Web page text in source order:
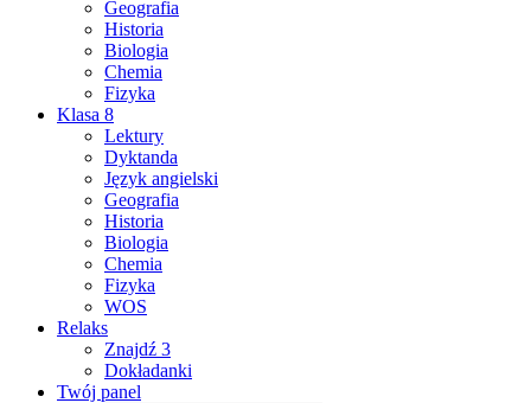
Geografia
Historia
Biologia
Chemia
Fizyka
Klasa 8
Lektury
Dyktanda
Język angielski
Geografia
Historia
Biologia
Chemia
Fizyka
WOS
Relaks
Znajdź 3
Dokładanki
Twój panel